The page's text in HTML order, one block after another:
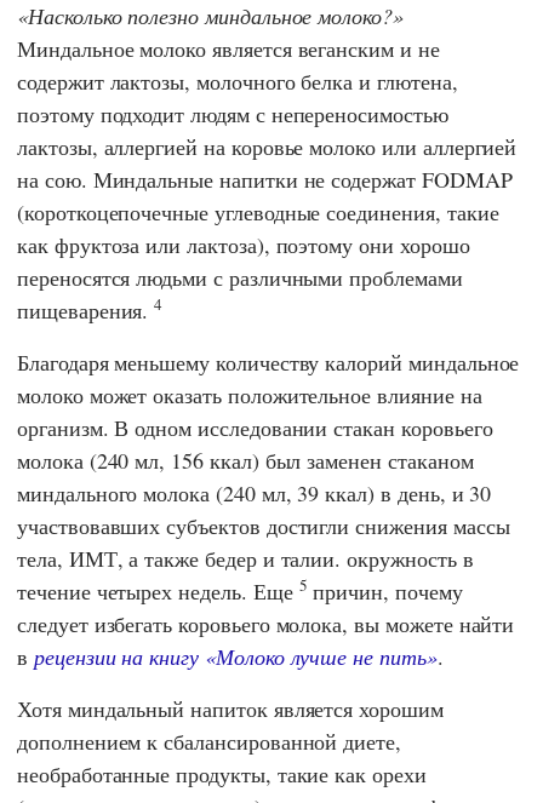
Насколько полезно миндальное молоко?
Миндальное молоко является веганским и не
содержит лактозы, молочного белка и глютена,
поэтому подходит людям с непереносимостью
лактозы, аллергией на коровье молоко или аллергией
на сою. Миндальные напитки не содержат FODMAP
(короткоцепочечные углеводные соединения, такие
как фруктоза или лактоза), поэтому они хорошо
переносятся людьми с различными проблемами
пищеварения.4
Благодаря меньшему количеству калорий миндальное
молоко может оказать положительное влияние на
организм. В одном исследовании стакан коровьего
молока (240 мл, 156 ккал) был заменен стаканом
миндального молока (240 мл, 39 ккал) в день, и 30
участвовавших субъектов достигли снижения массы
тела, ИМТ, а также бедер и талии. окружность в
течение четырех недель. Еще 5 причин, почему
следует избегать коровьего молока, вы можете найти
в рецензии на книгу «Молоко лучше не пить».
Хотя миндальный напиток является хорошим
дополнением к сбалансированной диете,
необработанные продукты, такие как орехи